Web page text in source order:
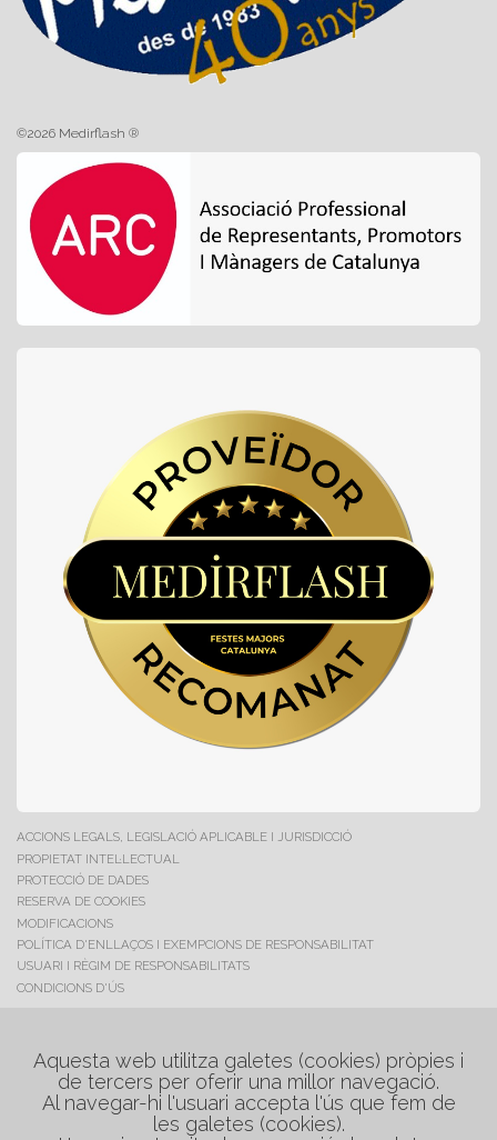
©2026 Medirflash ®
ACCIONS LEGALS, LEGISLACIÓ APLICABLE I JURISDICCIÓ
PROPIETAT INTEL·LECTUAL
PROTECCIÓ DE DADES
RESERVA DE COOKIES
MODIFICACIONS
POLÍTICA D'ENLLAÇOS I EXEMPCIONS DE RESPONSABILITAT
USUARI I RÈGIM DE RESPONSABILITATS
CONDICIONS D'ÚS
Polig. Industrial "Les Salines"
08880 Cubelles (Barcelona)
Tel. +34 938 954 048
Tel. +34 608 749 234
Aquesta web utilitza galetes (cookies) pròpies i
de tercers per oferir una millor navegació.
Al navegar-hi l'usuari accepta l'ús que fem de
les galetes (cookies).